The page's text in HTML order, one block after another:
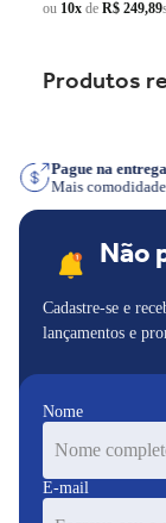
ou 10x de R$ 249,89
Produtos
Pague na entrega
Mais comodidade
Não
Cadastre-se e
lançamentos e
Nome
E-mail